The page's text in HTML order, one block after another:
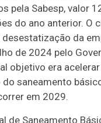
pela Sabesp, valor
do ano anterior. O
da
de 2024 pelo
objetivo era acelerar
do saneamento
em 2029.
de Saneamento